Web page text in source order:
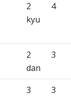
2
kyu
4
2
dan
3
3
3